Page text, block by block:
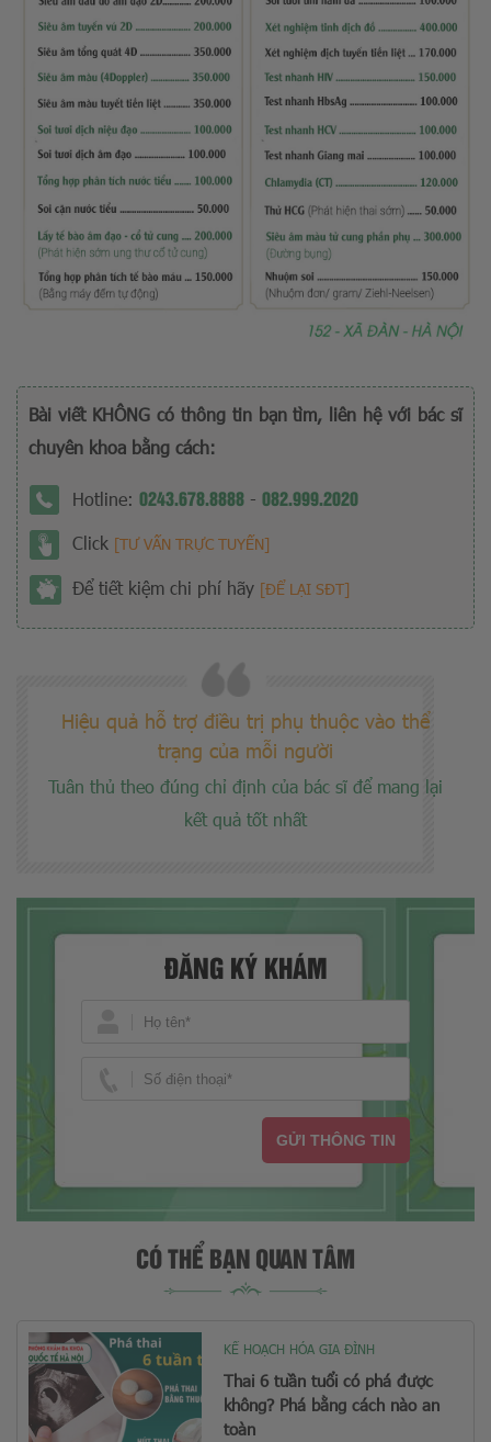
Bài viết KHÔNG có thông tin bạn tìm, liên hệ với bác sĩ
chuyên khoa bằng cách:
Hotline: 0243.678.8888 - 082.999.2020
Click [TƯ VẤN TRỰC TUYẾN]
Để tiết kiệm chi phí hãy [ĐỂ LẠI SĐT]
Hiệu quả hỗ trợ điều trị phụ thuộc vào thể
trạng của mỗi người
Tuân thủ theo đúng chỉ định của bác sĩ để mang lại
kết quả tốt nhất
ĐĂNG KÝ KHÁM
GỬI THÔNG TIN
CÓ THỂ BẠN QUAN TÂM
KẾ HOẠCH HÓA GIA ĐÌNH
Thai 6 tuần tuổi có phá được
không? Phá bằng cách nào an
toàn